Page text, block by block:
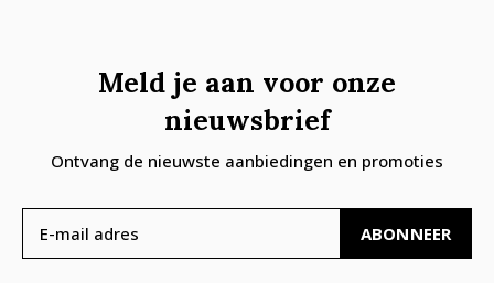
Meld je aan voor onze
nieuwsbrief
Ontvang de nieuwste aanbiedingen en promoties
ABONNEER